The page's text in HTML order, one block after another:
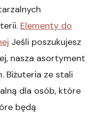
Elementy do
Jeśli poszukujesz
nasza asortyment
Biżuteria ze stali
dla osób, które
będą